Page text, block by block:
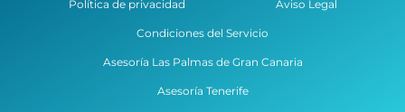
Política de privacidad Aviso Legal
Condiciones del Servicio
Asesoría Las Palmas de Gran Canaria
Asesoría Tenerife